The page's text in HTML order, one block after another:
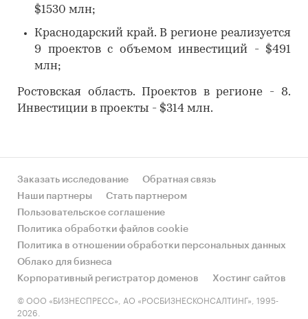
$1530 млн;
Краснодарский край. В регионе реализуется
9 проектов с объемом инвестиций - $491
млн;
Ростовская область. Проектов в регионе - 8.
Инвестиции в проекты - $314 млн.
Заказать исследование
Обратная связь
Наши партнеры
Стать партнером
Пользовательское соглашение
Политика обработки файлов cookie
Политика в отношении обработки персональных данных
Облако для бизнеса
Корпоративный регистратор доменов
Хостинг сайтов
© ООО «БИЗНЕСПРЕСС», АО «РОСБИЗНЕСКОНСАЛТИНГ», 1995-
2026.